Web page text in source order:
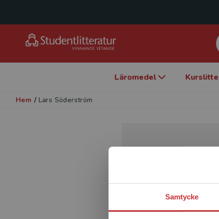
Samtycke
Läromedel
Hem / Lars Söderström